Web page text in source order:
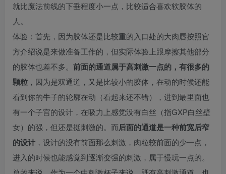
就比魔法前线的下垂程度小一点，比较适合喜欢软胶体的
人。
体验：首先，因为胶体还是比较重的入口处的大肉唇按照官
方介绍说是来做准备工作的，但实际体验上跟摩擦其他部分
的胶体也差不多。 前面的通道属于高刺激一点的，有很多的
颗粒 ，因为是双通道，又是比较小的胶体，在动的时候还能
看到你的牛子的轮廓在动（看起来还不错），进到最里面也
有一个子宫的设计，在吸力上感觉没有白丝（指GXP白丝壁
女）的强，但还是挺刺激的。而后面的通道是一种前宽后窄
的设计 ，设计的没有前面那么刺激，肉粒较前面的少一点，
进入的时候也能感觉到逐渐变强的刺激，属于慢玩一点的。